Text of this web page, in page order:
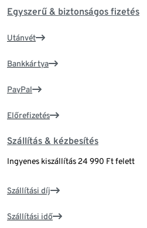
Egyszerű & biztonságos fizetés
Utánvét
Bankkártya
PayPal
Előrefizetés
Szállítás & kézbesítés
Ingyenes kiszállítás 24 990 Ft felett
Szállítási díj
Szállítási idő